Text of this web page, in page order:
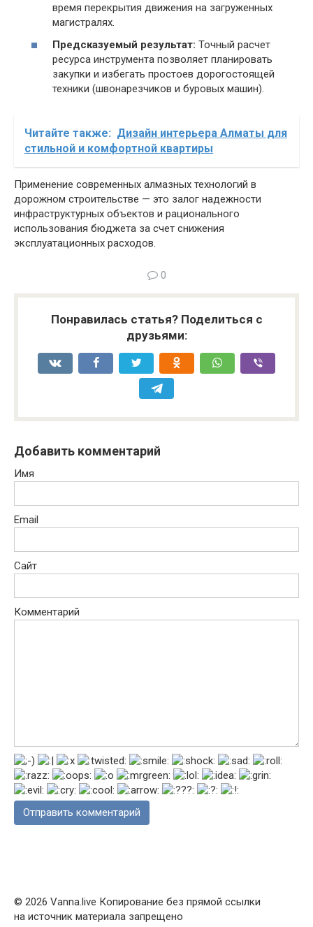
время перекрытия движения на загруженных
магистралях.
Предсказуемый результат: Точный расчет
ресурса инструмента позволяет планировать
закупки и избегать простоев дорогостоящей
техники (швонарезчиков и буровых машин).
Читайте также: Дизайн интерьера Алматы для
стильной и комфортной квартиры
Применение современных алмазных технологий в
дорожном строительстве — это залог надежности
инфраструктурных объектов и рационального
использования бюджета за счет снижения
эксплуатационных расходов.
0
Понравилась статья? Поделиться с
друзьями:
Добавить комментарий
Имя
Email
Сайт
Комментарий
© 2026 Vanna.live Копирование без прямой ссылки
на источник материала запрещено